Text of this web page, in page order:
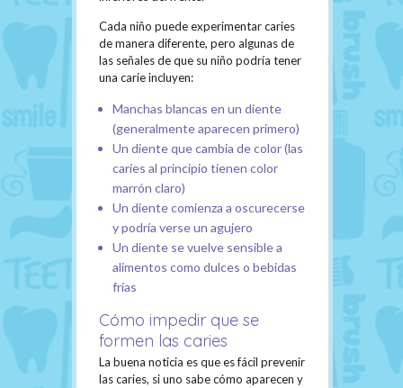
Cada niño puede experimentar caries
de manera diferente, pero algunas de
las señales de que su niño podría tener
una carie incluyen:
Manchas blancas en un diente
(generalmente aparecen primero)
Un diente que cambia de color (las
caries al principio tienen color
marrón claro)
Un diente comienza a oscurecerse
y podría verse un agujero
Un diente se vuelve sensible a
alimentos como dulces o bebidas
frías
Cómo impedir que se
formen las caries
La buena noticia es que es fácil prevenir
las caries, si uno sabe cómo aparecen y